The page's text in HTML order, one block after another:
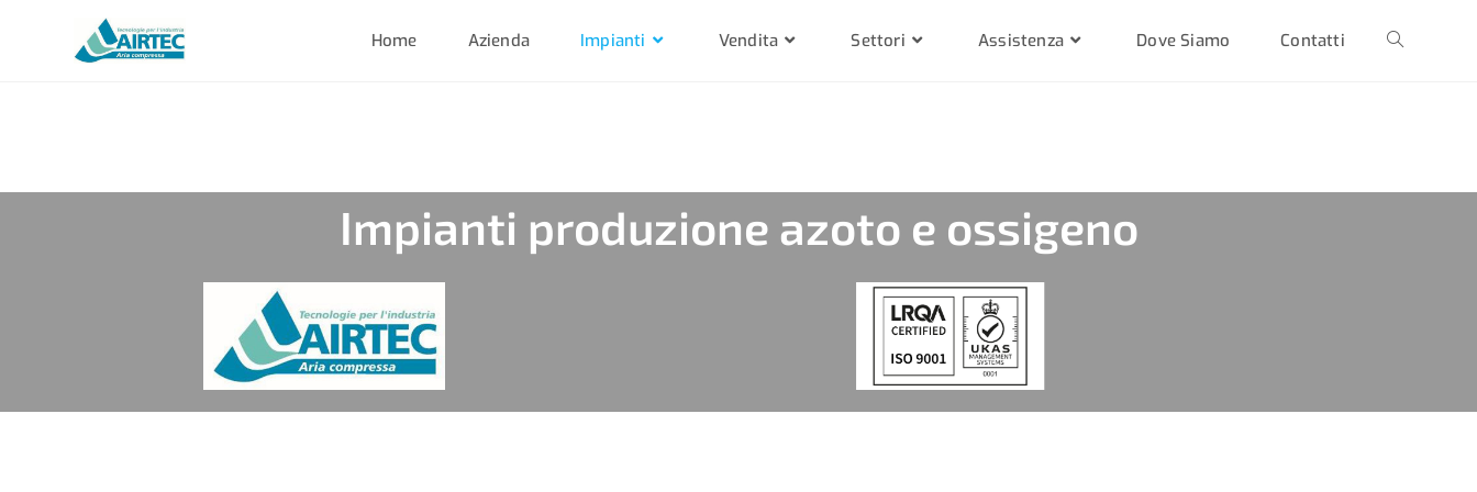
Home Azienda Impianti Vendita Settori Assistenza Dove Siamo Contatti
Impianti produzione azoto e ossigeno